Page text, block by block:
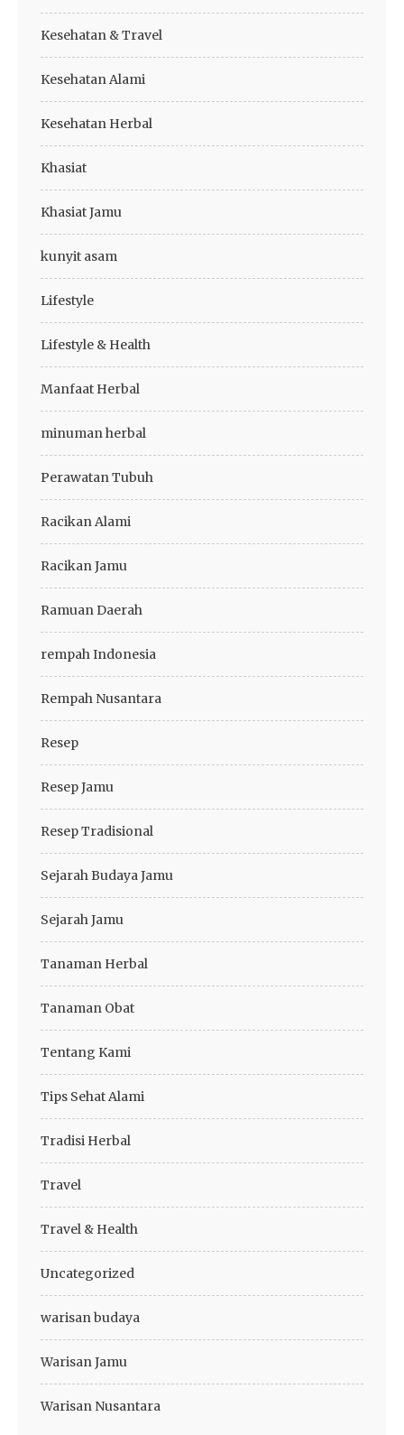
Kesehatan & Travel
Kesehatan Alami
Kesehatan Herbal
Khasiat
Khasiat Jamu
kunyit asam
Lifestyle
Lifestyle & Health
Manfaat Herbal
minuman herbal
Perawatan Tubuh
Racikan Alami
Racikan Jamu
Ramuan Daerah
rempah Indonesia
Rempah Nusantara
Resep
Resep Jamu
Resep Tradisional
Sejarah Budaya Jamu
Sejarah Jamu
Tanaman Herbal
Tanaman Obat
Tentang Kami
Tips Sehat Alami
Tradisi Herbal
Travel
Travel & Health
Uncategorized
warisan budaya
Warisan Jamu
Warisan Nusantara